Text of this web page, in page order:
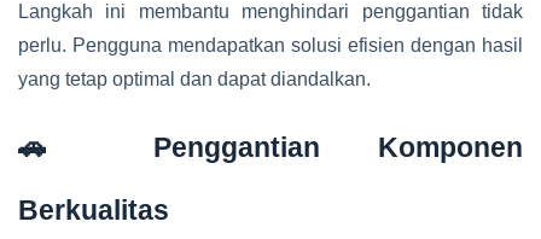
Langkah ini membantu menghindari penggantian tidak
perlu. Pengguna mendapatkan solusi efisien dengan hasil
yang tetap optimal dan dapat diandalkan.
🚗 Penggantian Komponen
Berkualitas